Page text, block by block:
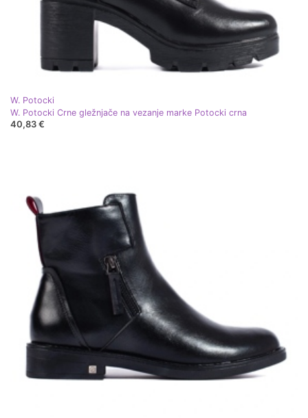
W. Potocki
W. Potocki Crne gležnjače na vezanje marke Potocki crna
40,83 €